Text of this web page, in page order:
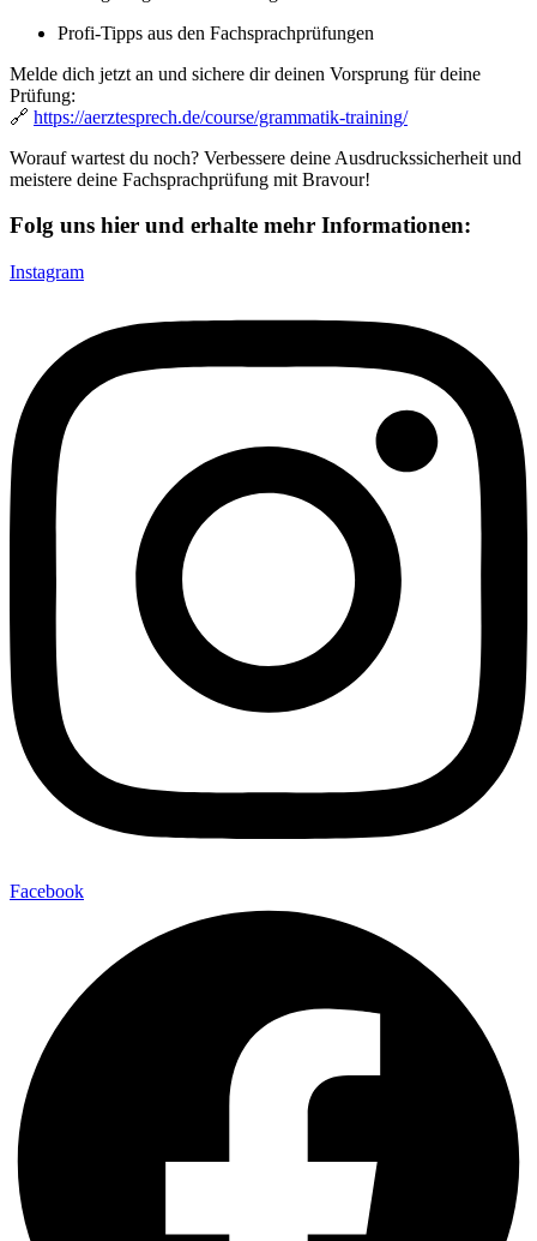
Profi-Tipps aus den Fachsprachprüfungen
Melde dich jetzt an und sichere dir deinen Vorsprung für deine
Prüfung:
🔗 https://aerztesprech.de/course/grammatik-training/
Worauf wartest du noch? Verbessere deine Ausdruckssicherheit und
meistere deine Fachsprachprüfung mit Bravour!
Folg uns hier und erhalte mehr Informationen:
Instagram
Facebook